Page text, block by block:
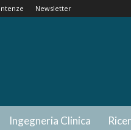
Newsletter
Ingegneria Clinica